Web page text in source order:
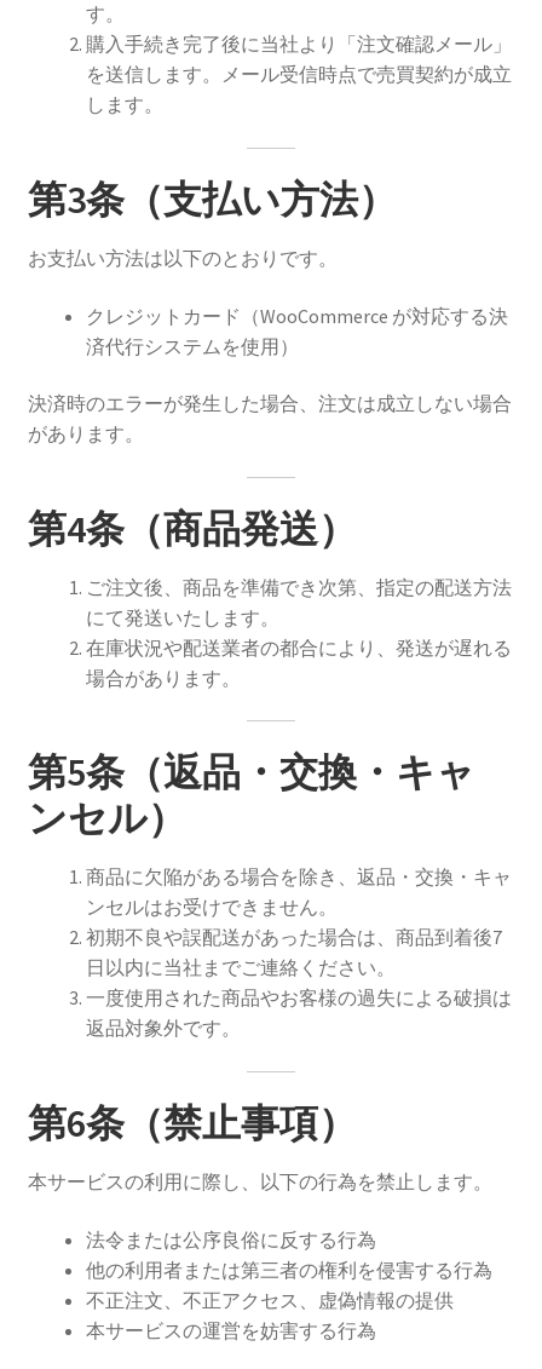
す。
購入手続き完了後に当社より「注文確認メール」
を送信します。メール受信時点で売買契約が成立
します。
第3条（支払い方法）
お支払い方法は以下のとおりです。
クレジットカード（WooCommerce が対応する決
済代行システムを使用）
決済時のエラーが発生した場合、注文は成立しない場合
があります。
第4条（商品発送）
ご注文後、商品を準備でき次第、指定の配送方法
にて発送いたします。
在庫状況や配送業者の都合により、発送が遅れる
場合があります。
第5条（返品・交換・キャ
ンセル）
商品に欠陥がある場合を除き、返品・交換・キャ
ンセルはお受けできません。
初期不良や誤配送があった場合は、商品到着後7
日以内に当社までご連絡ください。
一度使用された商品やお客様の過失による破損は
返品対象外です。
第6条（禁止事項）
本サービスの利用に際し、以下の行為を禁止します。
法令または公序良俗に反する行為
他の利用者または第三者の権利を侵害する行為
不正注文、不正アクセス、虚偽情報の提供
本サービスの運営を妨害する行為